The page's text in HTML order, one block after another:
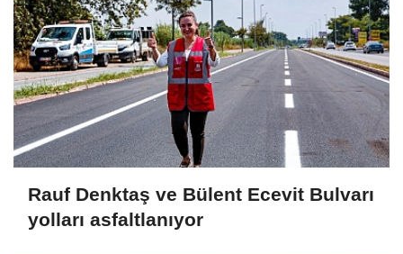
Rauf Denktaş ve Bülent Ecevit Bulvarı
yolları asfaltlanıyor